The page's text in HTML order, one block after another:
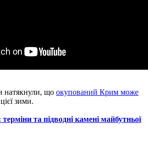
натякнули, що окупований Крим може
зими.
та підводні камені майбутньої